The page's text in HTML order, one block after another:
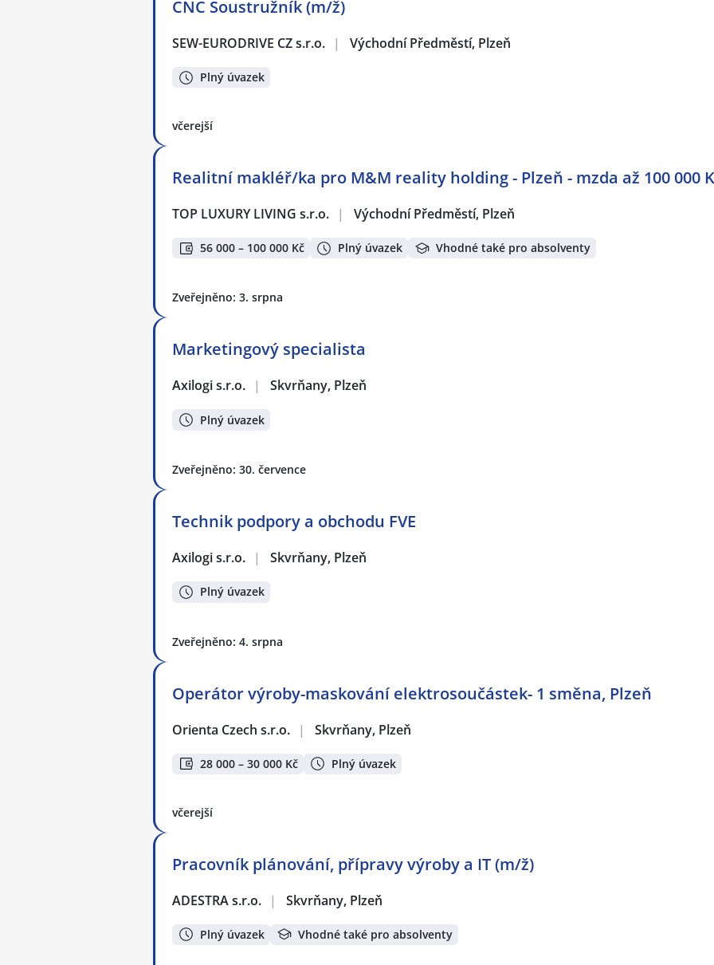
CNC Soustružník (m/ž)
SEW-EURODRIVE CZ s.r.o. | Východní Předměstí, Plzeň
Plný úvazek
včerejší
Realitní makléř/ka pro M&M reality holding - Plzeň - mzda až 100 000
TOP LUXURY LIVING s.r.o. | Východní Předměstí, Plzeň
56 000 – 100 000 Kč Plný úvazek Vhodné také pro absolventy
Zveřejněno: 3. srpna
Marketingový specialista
Axilogi s.r.o. | Skvrňany, Plzeň
Plný úvazek
Zveřejněno: 30. července
Technik podpory a obchodu FVE
Axilogi s.r.o. | Skvrňany, Plzeň
Plný úvazek
Zveřejněno: 4. srpna
Operátor výroby-maskování elektrosoučástek- 1 směna, Plzeň
Orienta Czech s.r.o. | Skvrňany, Plzeň
28 000 – 30 000 Kč Plný úvazek
včerejší
Pracovník plánování, přípravy výroby a IT (m/ž)
ADESTRA s.r.o. | Skvrňany, Plzeň
Plný úvazek Vhodné také pro absolventy